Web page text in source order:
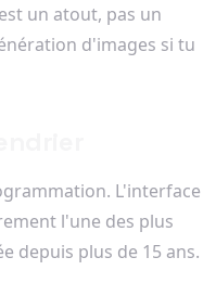
un atout, pas un
d'images si tu
L'interface
l'une des plus
depuis plus de 15 ans.